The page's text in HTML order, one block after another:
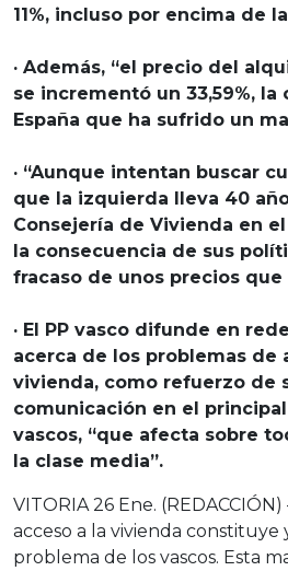
11%, incluso por encima de
· Además, “el precio del
se incrementó un 33,59%,
España que ha sufrido un
· “Aunque intentan buscar
que la izquierda lleva 40
Consejería de Vivienda en
la consecuencia de sus
fracaso de unos precios que
· El PP vasco difunde en
acerca de los problemas de
vivienda, como refuerzo de
comunicación en el
vascos, “que afecta sobre
la clase media”.
VITORIA 26 Ene.
acceso a la vivienda constituye
problema de los vascos. Esta